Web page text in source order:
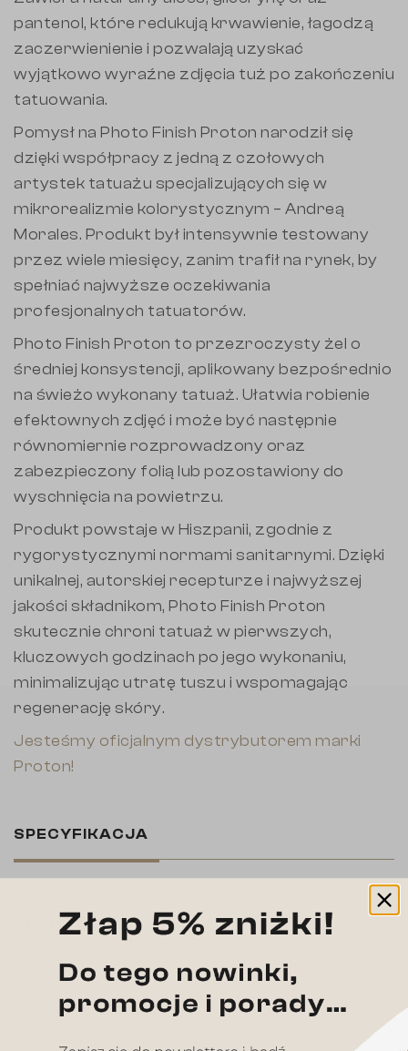
pantenol, które redukują krwawienie, łagodzą
zaczerwienienie i pozwalają uzyskać
wyjątkowo wyraźne zdjęcia tuż po zakończeniu
tatuowania.
Pomysł na Photo Finish Proton narodził się
dzięki współpracy z jedną z czołowych
artystek tatuażu specjalizujących się w
mikrorealizmie kolorystycznym – Andreą
Morales. Produkt był intensywnie testowany
przez wiele miesięcy, zanim trafił na rynek, by
spełniać najwyższe oczekiwania
profesjonalnych tatuatorów.
Photo Finish Proton to przezroczysty żel o
średniej konsystencji, aplikowany bezpośrednio
na świeżo wykonany tatuaż. Ułatwia robienie
efektownych zdjęć i może być następnie
równomiernie rozprowadzony oraz
zabezpieczony folią lub pozostawiony do
wyschnięcia na powietrzu.
Produkt powstaje w Hiszpanii, zgodnie z
rygorystycznymi normami sanitarnymi. Dzięki
unikalnej, autorskiej recepturze i najwyższej
jakości składnikom, Photo Finish Proton
skutecznie chroni tatuaż w pierwszych,
kluczowych godzinach po jego wykonaniu,
minimalizując utratę tuszu i wspomagając
regenerację skóry.
Jesteśmy oficjalnym dystrybutorem marki
Proton!
SPECYFIKACJA
PRODUCENT
KRAJ PRODUKCJI